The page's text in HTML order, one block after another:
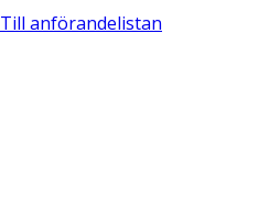
Till anförandelistan